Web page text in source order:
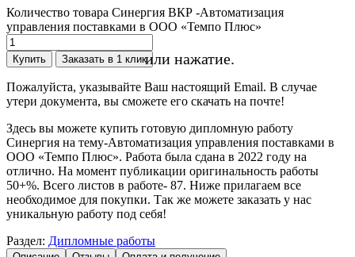
или нажатие.
Количество товара Синергия ВКР -Автоматизация
управления поставками в ООО «Темпо Плюс»
Купить Заказать в 1 клик
Пожалуйста, указывайте Ваш настоящий Email. В случае
утери документа, вы сможете его скачать на почте!
Здесь вы можете купить готовую дипломную работу
Синергия на тему-Автоматизация управления поставками в
ООО «Темпо Плюс». Работа была сдана в 2022 году на
отлично. На момент публикации оригинальность работы
50+%. Всего листов в работе- 87. Ниже прилагаем все
необходимое для покупки. Так же можете заказать у нас
уникальную работу под себя!
Раздел: Дипломные работы